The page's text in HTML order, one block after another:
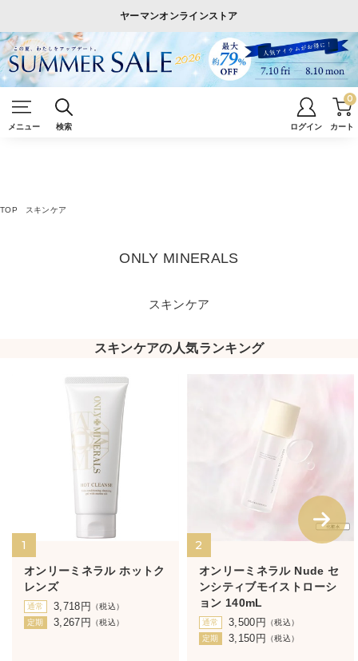
ヤーマンオンラインストア
メニュー 検索 ログイン カート
0
TOP スキンケア
ONLY MINERALS
スキンケア
スキンケアの人気ランキング
1
オンリーミネラル ホットク
レンズ
通常 3,718 円
（税込）
定期
3,267 円 （税込）
2
オンリーミネラル Nude セ
ンシティブモイストローシ
ョン 140mL
通常 3,500 円
（税込）
定期
3,150 円 （税込）